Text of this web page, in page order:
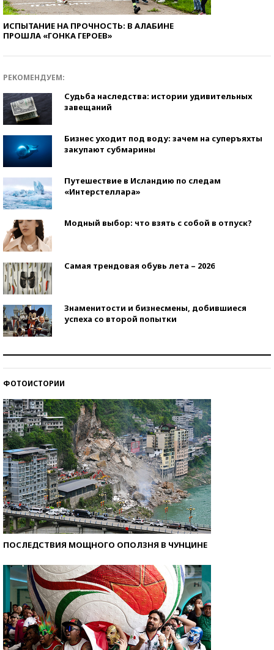
ИСПЫТАНИЕ НА ПРОЧНОСТЬ: В АЛАБИНЕ
ПРОШЛА «ГОНКА ГЕРОЕВ»
РЕКОМЕНДУЕМ:
Судьба наследства: истории удивительных
завещаний
Бизнес уходит под воду: зачем на суперъяхты
закупают субмарины
Путешествие в Исландию по следам
«Интерстеллара»
Модный выбор: что взять с собой в отпуск?
Самая трендовая обувь лета – 2026
Знаменитости и бизнесмены, добившиеся
успеха со второй попытки
ФОТОИСТОРИИ
ПОСЛЕДСТВИЯ МОЩНОГО ОПОЛЗНЯ В ЧУНЦИНЕ